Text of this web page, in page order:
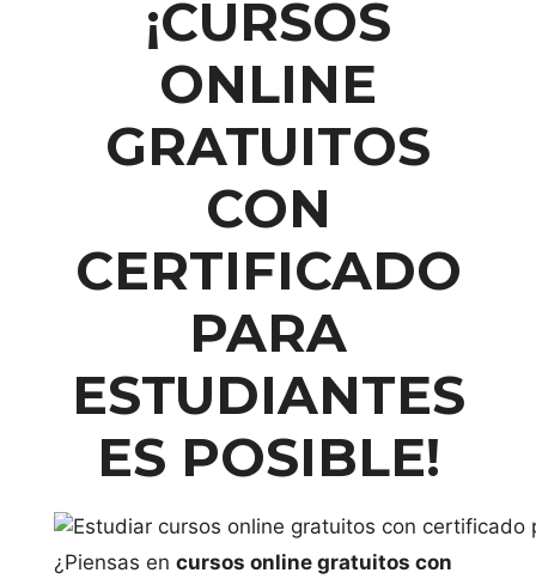
¡CURSOS
ONLINE
GRATUITOS
CON
CERTIFICADO
PARA
ESTUDIANTES
ES POSIBLE!
¿Piensas en cursos online gratuitos con